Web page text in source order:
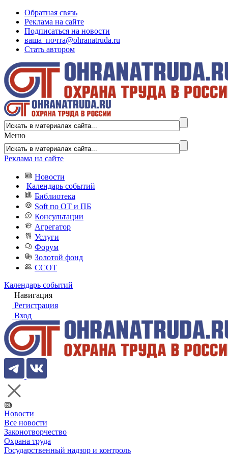
Обратная связь
Реклама на сайте
Подписаться на новости
ваша_почта@ohranatruda.ru
Стать автором
Меню
Реклама на сайте
Новости
Календарь событий
Библиотека
Soft по ОТ и ПБ
Консультации
Агрегатор
Услуги
Форум
Золотой фонд
ССОТ
Календарь событий
Навигация
Регистрация
Вход
Новости
Все новости
Законотворчество
Охрана труда
Государственный надзор и контроль